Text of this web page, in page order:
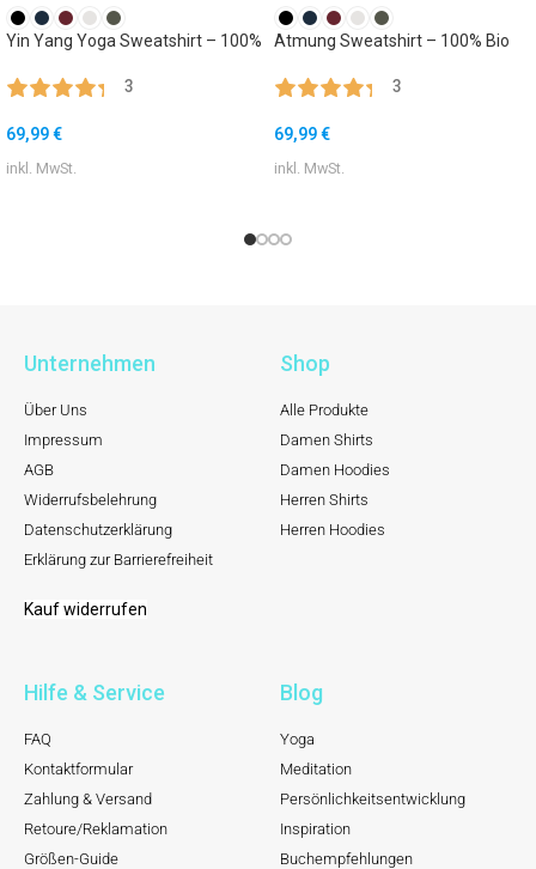
Yin Yang Yoga Sweatshirt – 100%
3
69,99€
inkl. MwSt.
Atmung Sweatshirt – 100% Bio
3
69,99€
inkl. MwSt.
Unternehmen
Über Uns
Impressum
AGB
Widerrufsbelehrung
Datenschutzerklärung
Erklärung zur Barrierefreiheit
Kauf widerrufen
Shop
Alle Produkte
Damen Shirts
Damen Hoodies
Herren Shirts
Herren Hoodies
Hilfe & Service
FAQ
Kontaktformular
Zahlung & Versand
Retoure/Reklamation
Größen-Guide
Blog
Yoga
Meditation
Persönlichkeitsentwicklung
Inspiration
Buchempfehlungen